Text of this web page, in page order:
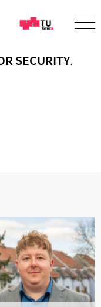
SECURITY.